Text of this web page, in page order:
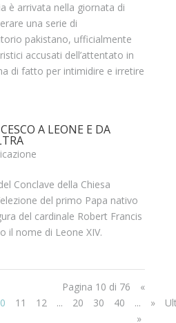
è arrivata nella giornata di
una serie di
pakistano, ufficialmente
accusati dell’attentato in
di fatto per intimidire e irretire
A LEONE E DA
Conclave della Chiesa
del primo Papa nativo
del cardinale Robert Francis
il nome di Leone XIV.
Pagina 10 di 76
«
11 12 ... 20 30 40 ... »
»